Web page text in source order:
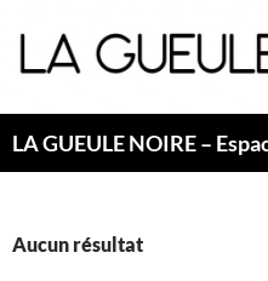
Aucun résultat